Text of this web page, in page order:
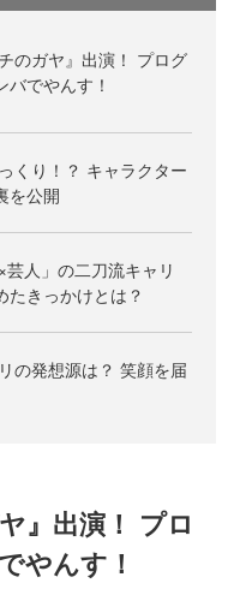
のガヤ』出演！ プログ
でやんす！
くり！？ キャラクター
を公開
芸人」の二刀流キャリ
たきっかけとは？
の発想源は？ 笑顔を届
』出演！ プロ
やんす！